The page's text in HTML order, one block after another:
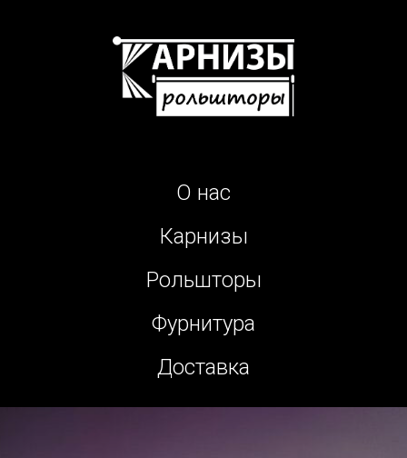
О нас
Карнизы
Рольшторы
Фурнитура
Доставка